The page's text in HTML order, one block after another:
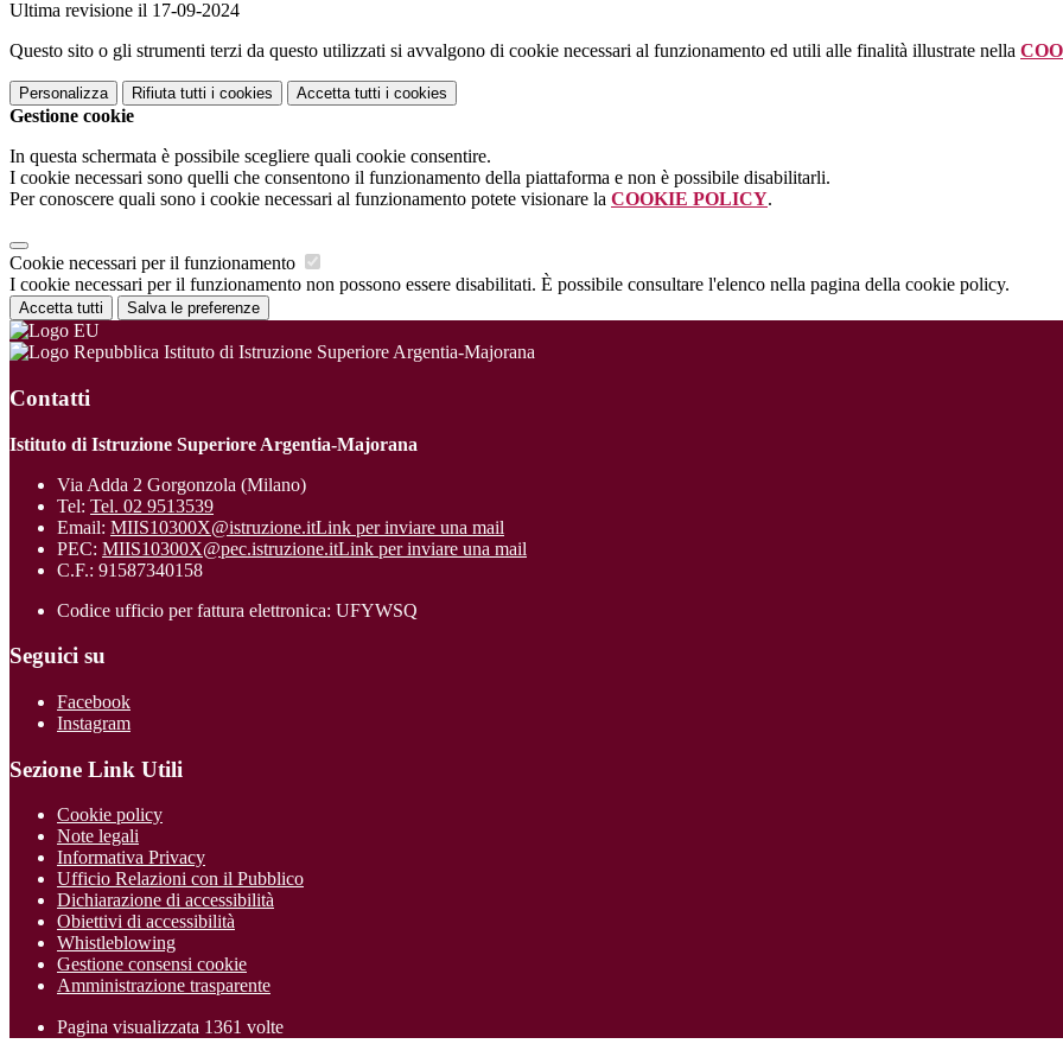
Ultima revisione il 17-09-2024
Questo sito o gli strumenti terzi da questo utilizzati si avvalgono di cookie necessari al funzionamento ed utili alle finalità illustrate nella
Personalizza Rifiuta tutti i cookies Accetta tutti i cookies
Gestione cookie
In questa schermata è possibile scegliere quali cookie consentire.
I cookie necessari sono quelli che consentono il funzionamento della piattaforma e non è possibile disabilitarli.
Per conoscere quali sono i cookie necessari al funzionamento potete visionare la COOKIE POLICY.
Cookie necessari per il funzionamento
I cookie necessari per il funzionamento non possono essere disabilitati. È possibile consultare l'elenco nella pagina della cookie policy.
Accetta tutti Salva le preferenze
Istituto di Istruzione Superiore Argentia-Majorana
Contatti
Istituto di Istruzione Superiore Argentia-Majorana
Via Adda 2 Gorgonzola (Milano)
Tel: Tel. 02 9513539
Email: MIIS10300X@istruzione.itLink per inviare una mail
PEC: MIIS10300X@pec.istruzione.itLink per inviare una mail
C.F.: 91587340158
Codice ufficio per fattura elettronica: UFYWSQ
Seguici su
Facebook
Instagram
Sezione Link Utili
Cookie policy
Note legali
Informativa Privacy
Ufficio Relazioni con il Pubblico
Dichiarazione di accessibilità
Obiettivi di accessibilità
Whistleblowing
Gestione consensi cookie
Amministrazione trasparente
Pagina visualizzata 1361 volte